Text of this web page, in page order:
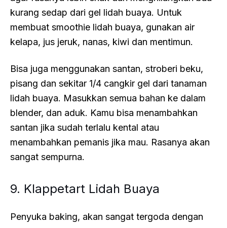
kurang sedap dari gel lidah buaya. Untuk
membuat smoothie lidah buaya, gunakan air
kelapa, jus jeruk, nanas, kiwi dan mentimun.
Bisa juga menggunakan santan, stroberi beku,
pisang dan sekitar 1/4 cangkir gel dari tanaman
lidah buaya. Masukkan semua bahan ke dalam
blender, dan aduk. Kamu bisa menambahkan
santan jika sudah terlalu kental atau
menambahkan pemanis jika mau. Rasanya akan
sangat sempurna.
9. Klappetart Lidah Buaya
Penyuka baking, akan sangat tergoda dengan